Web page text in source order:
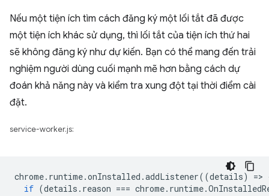
Nếu một tiện ích tìm cách đăng ký một lối tắt đã được
một tiện ích khác sử dụng, thì lối tắt của tiện ích thứ hai
sẽ không đăng ký như dự kiến. Bạn có thể mang đến trải
nghiệm người dùng cuối mạnh mẽ hơn bằng cách dự
đoán khả năng này và kiểm tra xung đột tại thời điểm cài
đặt.
service-worker.js:
chrome. runtime.onInstalled .addListener((details) =>
if (details . reason === chrome. runtime.